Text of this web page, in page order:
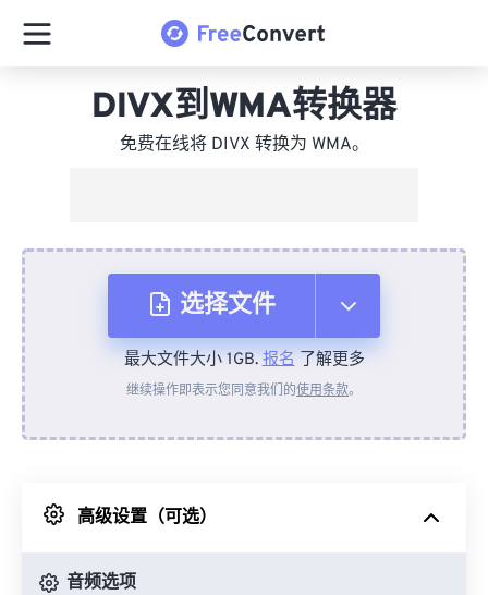
DIVX到WMA转换器
免费在线将 DIVX 转换为 WMA。
选择文件
从设备
来自 Google Drive
最大文件大小 1GB.报名了解更多
继续操作即表示您同意我们的使用条款。
高级设置（可选）
音频选项